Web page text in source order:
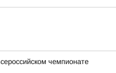
чемпионате